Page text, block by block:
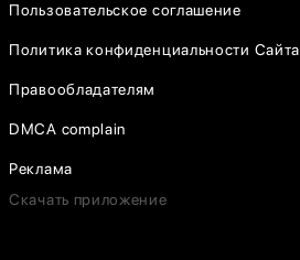
Пользовательское соглашение
Политика конфиденциальности Сайта
Правообладателям
DMCA complain
Реклама
Скачать приложение